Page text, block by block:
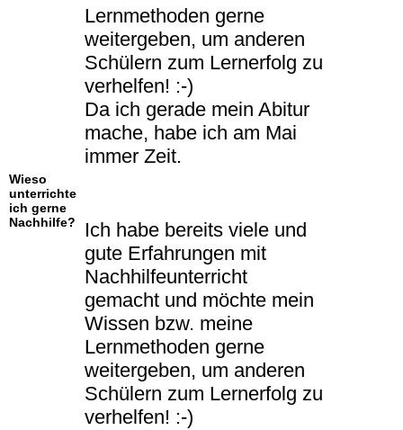
Lernmethoden gerne
weitergeben, um anderen
Schülern zum Lernerfolg zu
verhelfen! :-)
Da ich gerade mein Abitur
mache, habe ich am Mai
immer Zeit.
Wieso
unterrichte
ich gerne
Nachhilfe?
Ich habe bereits viele und
gute Erfahrungen mit
Nachhilfeunterricht
gemacht und möchte mein
Wissen bzw. meine
Lernmethoden gerne
weitergeben, um anderen
Schülern zum Lernerfolg zu
verhelfen! :-)